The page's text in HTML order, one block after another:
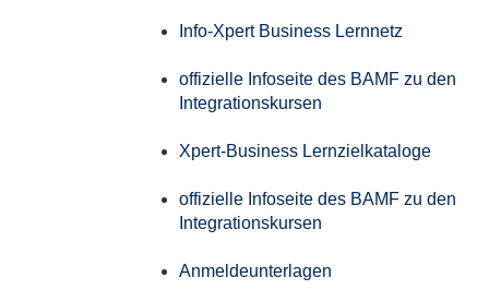
Info-Xpert Business Lernnetz
offizielle Infoseite des BAMF zu den
Integrationskursen
Xpert-Business Lernzielkataloge
offizielle Infoseite des BAMF zu den
Integrationskursen
Anmeldeunterlagen